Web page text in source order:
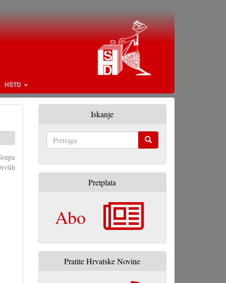
HŠTD
Iskanje
Pretplata
Abo
Pratite Hrvatske Novine